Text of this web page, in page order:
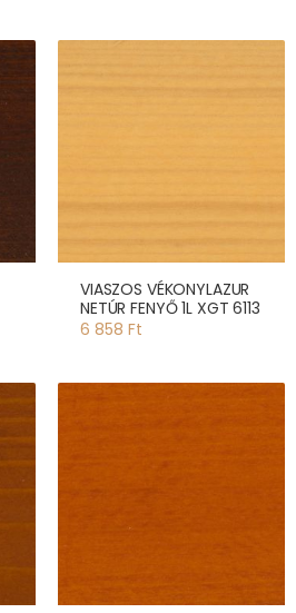
VIASZOS VÉKONYLAZUR
NETÚR FENYŐ 1L XGT 6113
6 858 Ft